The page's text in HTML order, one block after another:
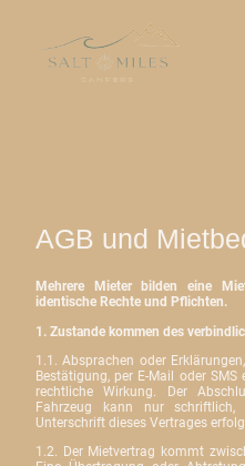
AGB und
Mehrere Mieter bilden eine
identische Rechte und Pflichten.
1. Zustande kommen des
1.1. Absprachen oder
Bestätigung, per E-Mail oder
rechtliche Wirkung. Der
Fahrzeug kann nur
Unterschrift dieses Vertrages
1.2. Der Mietvertrag kommt